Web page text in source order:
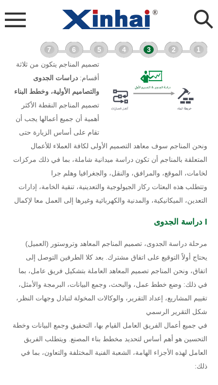
1
2
3
4
5
6
7
تصميم المناجم يتكون من ثلاثة
أقسام: دراسات الجدوى
والتصاميم الأولية، وخطط البناء
تصميم المناجم النقطة الأكثر
أهمية أن جميع أعمالها يجب أن
تقام على أساس الزيارة حتى
ونحن المناجم سوف معاهد التصميم الأولى لكافة العملاء للأعمال
المتعلقة بالمناجم أن تكون دراسة ميدانية شاملة، بما في ذلك مركزات
لخامات، الموقع، والمرافق، والنقل، والجغرافيا وهلم جرا
وتتطلب هذه البعثات ركاز الجيولوجية والتعدينية، تنقية الخامة، إدارات
التعدين، الميكانيكية، والمدنية والكهربائية وغيرها إلى العمل معا لإكمال
I دراسة الجدوى
مرحلة دراسة الجدوى، تصميم المناجم المعاهد وتروستور (العميل)
يحتاج أولاً التوقيع على اتفاق مشترك. بعد كلا الطرفين التوصل إلى
اتفاق، ونحن المناجم تصميم المعاهد العاملة بتشكيل فريق عامل، بما
في ذلك: وضع خطط عمل، والبحث، وجمع البيانات، البرمجة والأمثل،
تقييم المشاريع، إعداد التقرير، والوكالات المخولة لتبادل وجهات النظر،
شكل التقرير الرسمي
في جميع أعمال الفريق العامل القيام بها، التحقيق وجمع البيانات وخطة
التحسين هو أهم أساس لتحديد مخطط بناء المصنع. ويتطلب الفريق
العامل لهذه الأجزاء الهامة، الشعبة الفنية المختلفة والتعاون، بما في
ذلك: